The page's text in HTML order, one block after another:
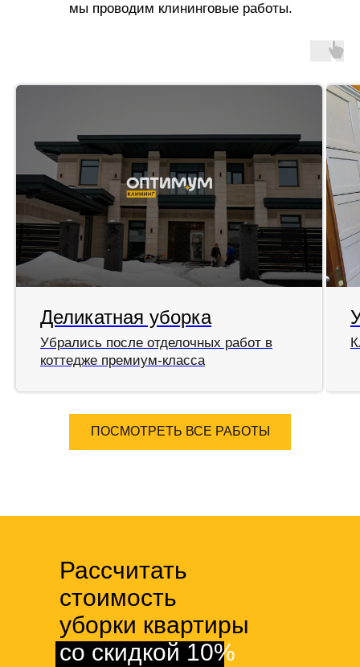
мы проводим клининговые работы.
Деликатная уборка
Убрались после отделочных работ в
коттедже премиум-класса
ПОСМОТРЕТЬ ВСЕ РАБОТЫ
Рассчитать
стоимость
уборки квартиры
со скидкой 10%